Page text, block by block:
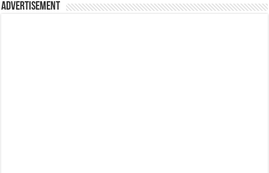
Advertisement